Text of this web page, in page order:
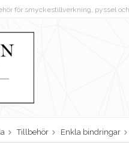
för smyckestillverkning, pyssel
Tillbehör Enkla bindringar